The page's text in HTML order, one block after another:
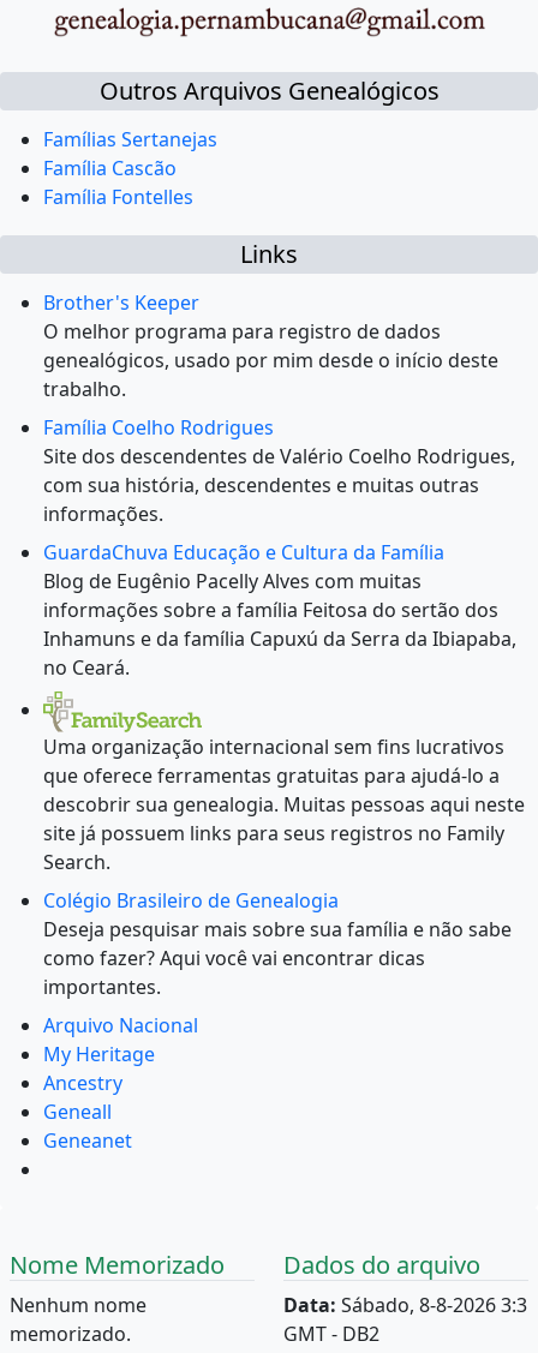
Outros Arquivos Genealógicos
Famílias Sertanejas
Família Cascão
Família Fontelles
Links
Brother's Keeper
O melhor programa para registro de dados
genealógicos, usado por mim desde o início deste
trabalho.
Família Coelho Rodrigues
Site dos descendentes de Valério Coelho Rodrigues,
com sua história, descendentes e muitas outras
informações.
GuardaChuva Educação e Cultura da Família
Blog de Eugênio Pacelly Alves com muitas
informações sobre a família Feitosa do sertão dos
Inhamuns e da família Capuxú da Serra da Ibiapaba,
no Ceará.
Uma organização internacional sem fins lucrativos
que oferece ferramentas gratuitas para ajudá-lo a
descobrir sua genealogia. Muitas pessoas aqui neste
site já possuem links para seus registros no Family
Search.
Colégio Brasileiro de Genealogia
Deseja pesquisar mais sobre sua família e não sabe
como fazer? Aqui você vai encontrar dicas
importantes.
Arquivo Nacional
My Heritage
Ancestry
Geneall
Geneanet
Nome Memorizado
Nenhum nome
memorizado.
Dados do arquivo
Data: Sábado, 8-8-2026 3:3
GMT - DB2